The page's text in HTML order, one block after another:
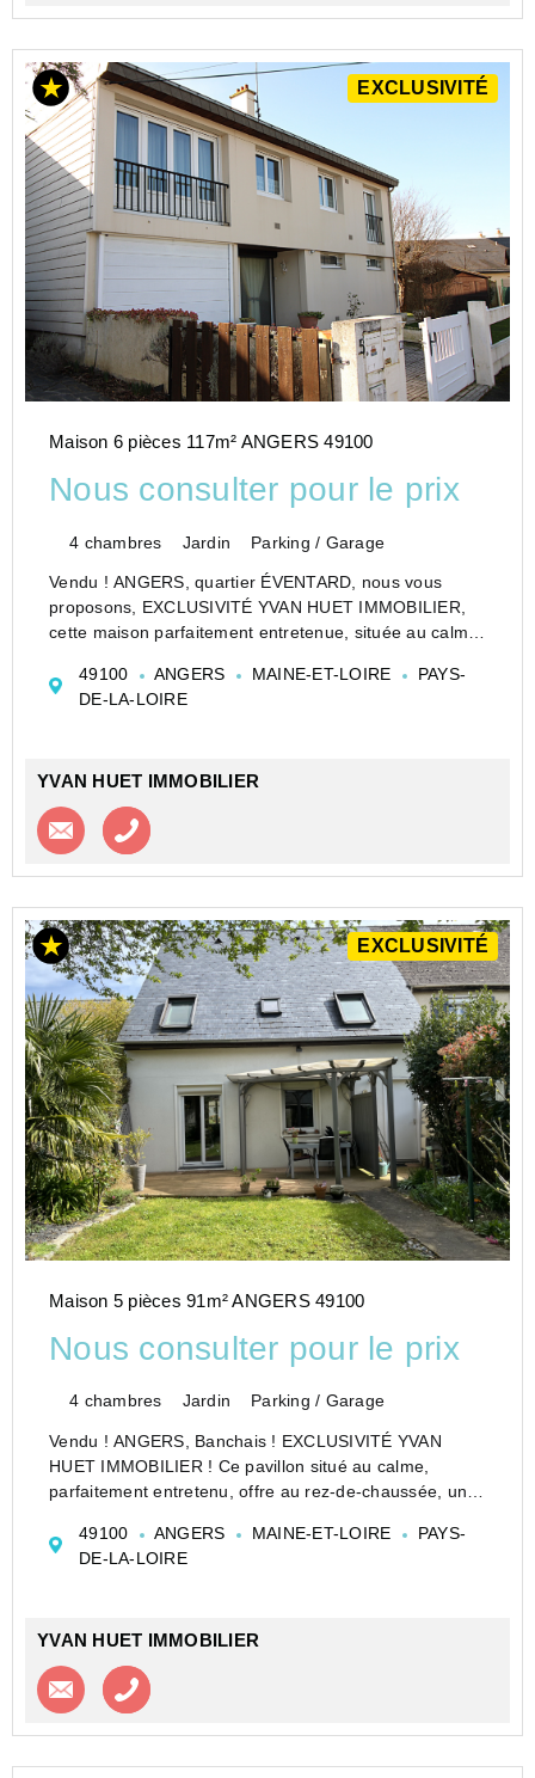
EXCLUSIVITÉ
Maison 6 pièces 117m² ANGERS 49100
Nous consulter pour le prix
4 chambres Jardin Parking / Garage
Vendu ! ANGERS, quartier ÉVENTARD, nous vous
proposons, EXCLUSIVITÉ YVAN HUET IMMOBILIER,
cette maison parfaitement entretenue, située au calme
entrée, chambre avec salle douche, pièce avec douche
et wc, c...
49100 ANGERS MAINE-ET-LOIRE
PAYS-
DE-LA-LOIRE
YVAN HUET IMMOBILIER
Contacter l'agence
EXCLUSIVITÉ
Maison 5 pièces 91m² ANGERS 49100
Nous consulter pour le prix
4 chambres Jardin Parking / Garage
Vendu ! ANGERS, Banchais ! EXCLUSIVITÉ YVAN
HUET IMMOBILIER ! Ce pavillon situé au calme,
parfaitement entretenu, offre au rez-de-chaussée, un
pergola, une cuisine séparée aménagée et équipée,
wc. Un garage. A l&...
49100 ANGERS MAINE-ET-LOIRE
PAYS-
DE-LA-LOIRE
YVAN HUET IMMOBILIER
Contacter l'agence